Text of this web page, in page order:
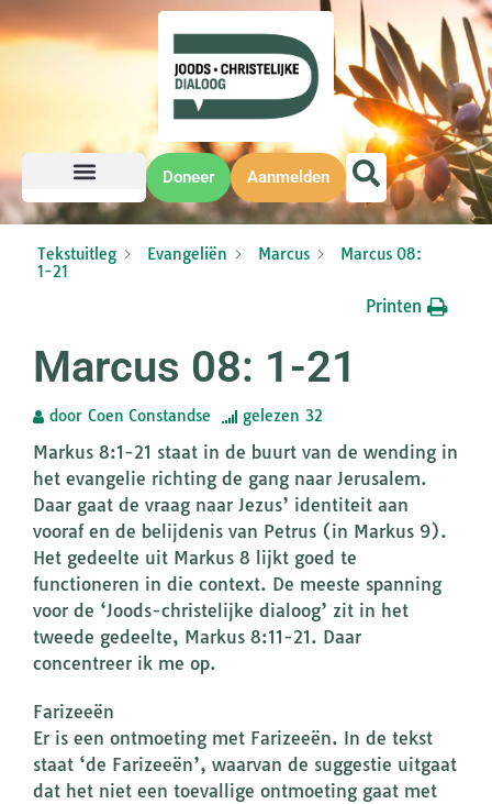
Doneer Aanmelden
Tekstuitleg Evangeliën Marcus
Marcus 08:
1-21
Printen
Marcus 08: 1-21
door Coen Constandse gelezen 32
Markus 8:1-21 staat in de buurt van de wending in
het evangelie richting de gang naar Jerusalem.
Daar gaat de vraag naar Jezus’ identiteit aan
vooraf en de belijdenis van Petrus (in Markus 9).
Het gedeelte uit Markus 8 lijkt goed te
functioneren in die context. De meeste spanning
voor de ‘Joods-christelijke dialoog’ zit in het
tweede gedeelte, Markus 8:11-21. Daar
concentreer ik me op.
Farizeeën
Er is een ontmoeting met Farizeeën. In de tekst
staat ‘de Farizeeën’, waarvan de suggestie uitgaat
dat het niet een toevallige ontmoeting gaat met